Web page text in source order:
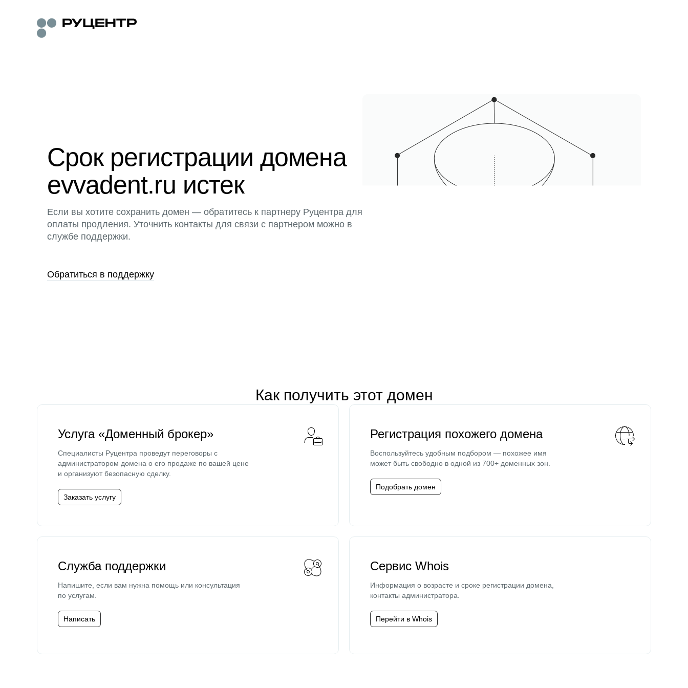
Срок регистрации домена
evvadent.ru истек
Если вы хотите сохранить домен — обратитесь к партнеру Руцентра для
оплаты продления. Уточнить контакты для связи с партнером можно в
службе поддержки.
Обратиться в поддержку
Как получить этот домен
Услуга «Доменный брокер»
Специалисты Руцентра проведут переговоры с
администратором домена о его продаже по вашей цене
и организуют безопасную сделку.
Заказать услугу
Регистрация похожего домена
Воспользуйтесь удобным подбором — похожее имя
может быть свободно в одной из 700+ доменных зон.
Подобрать домен
Служба поддержки
Напишите, если вам нужна помощь или консультация
по услугам.
Написать
Сервис Whois
Информация о возрасте и сроке регистрации домена,
контакты администратора.
Перейти в Whois